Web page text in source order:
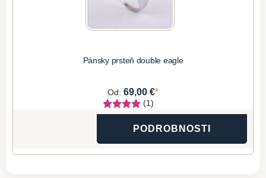
Pánsky prsteň double eagle
Od: 69,00 €*
(1)
PODROBNOSTI